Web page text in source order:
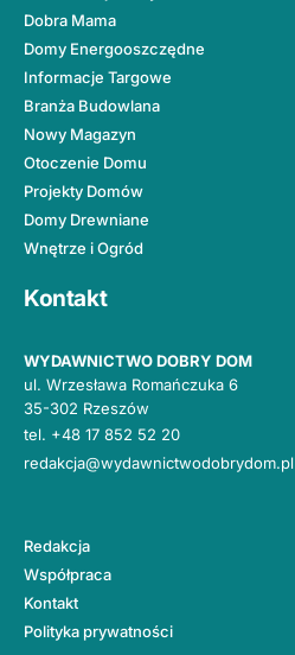
Dobra Mama
Domy Energooszczędne
Informacje Targowe
Branża Budowlana
Nowy Magazyn
Otoczenie Domu
Projekty Domów
Domy Drewniane
Wnętrze i Ogród
Kontakt
WYDAWNICTWO DOBRY DOM
ul. Wrzesława Romańczuka 6
35-302 Rzeszów
tel. +48 17 852 52 20
redakcja@wydawnictwodobrydom.pl
Redakcja
Współpraca
Kontakt
Polityka prywatności